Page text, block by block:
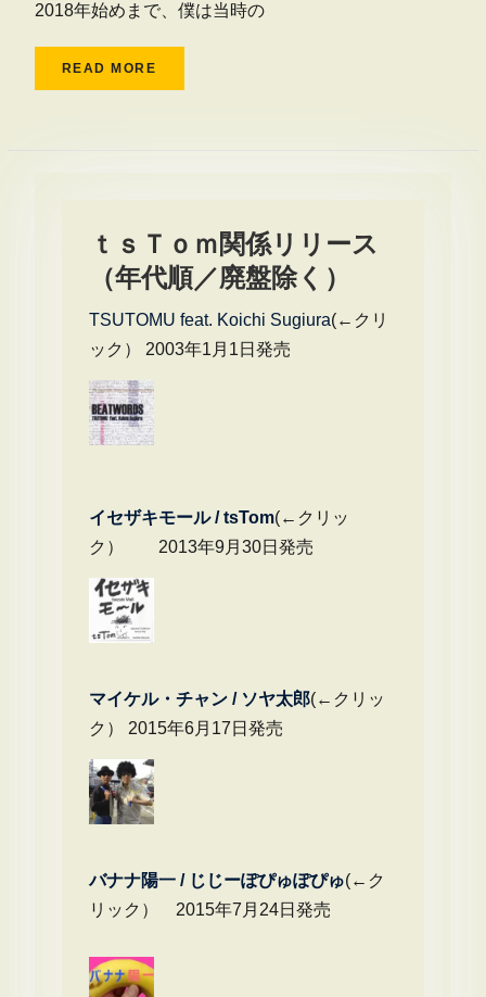
2018年始めまで、僕は当時の
READ MORE
ｔｓＴｏｍ関係リリース
（年代順／廃盤除く）
TSUTOMU feat. Koichi Sugiura(←クリ
ック） 2003年1月1日発売
イセザキモール / tsTom(←クリッ
ク） 2013年9月30日発売
マイケル・チャ ン / ソヤ太郎(←クリッ
ク） 2015年6月17日発売
バナナ陽一 / じじーぽぴゅぽぴゅ(←ク
リック） 2015年7月24日発売